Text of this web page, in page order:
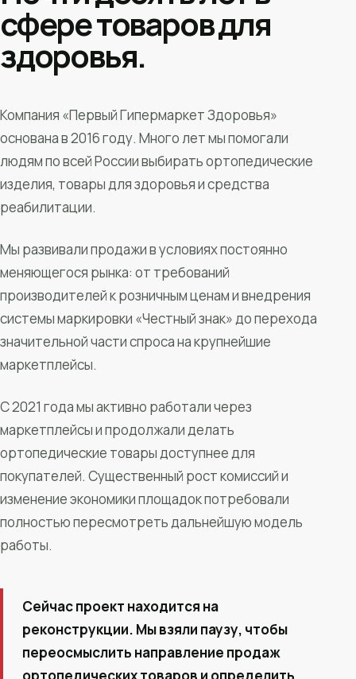
сфере товаров для
здоровья.
Компания «Первый Гипермаркет Здоровья»
основана в 2016 году. Много лет мы помогали
людям по всей России выбирать ортопедические
изделия, товары для здоровья и средства
реабилитации.
Мы развивали продажи в условиях постоянно
меняющегося рынка: от требований
производителей к розничным ценам и внедрения
системы маркировки «Честный знак» до перехода
значительной части спроса на крупнейшие
маркетплейсы.
С 2021 года мы активно работали через
маркетплейсы и продолжали делать
ортопедические товары доступнее для
покупателей. Существенный рост комиссий и
изменение экономики площадок потребовали
полностью пересмотреть дальнейшую модель
работы.
Сейчас проект находится на
реконструкции. Мы взяли паузу, чтобы
переосмыслить направление продаж